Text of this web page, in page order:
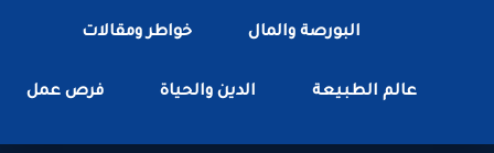
البورصة والمال خواطر ومقالات
عالم الطبيعة الدين والحياة فرص عمل